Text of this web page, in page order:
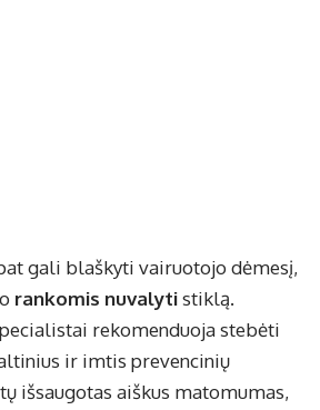
gali blaškyti vairuotojo dėmesį,
rankomis nuvalytistiklą.
rekomenduoja stebėti
ir imtis prevencinių
išsaugotas aiškus matomumas,